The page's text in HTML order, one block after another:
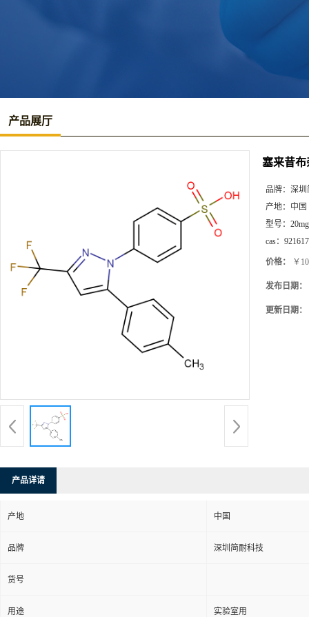
产品展厅
塞来昔布
品牌： 深圳
产地： 中国
型号： 20mg
cas：
价格： ￥
发布日期：
更新日期：
产品详请
产地 中国
品牌 深圳简耐科技
货号
用途 实验室用